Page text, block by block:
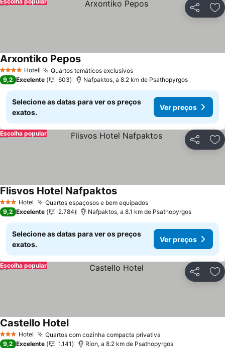
Partilhar
4 EstrelasHotel Quartos temáticos exclusivosVer preços
Arxontiko PeposVer preços
9,2 Excelente 603 Nafpaktos, a 8.2 km de Psathopyrgos
Selecione as datas para ver os preços
exatos.
Ver preços
Partilhar
Escolha popular
3 EstrelasHotel Quartos espaçosos e bem equipadosVer preços
Flisvos Hotel NafpaktosVer preços
9,2 Excelente 2.784 Nafpaktos, a 8.1 km de Psathopyrgos
Selecione as datas para ver os preços
exatos.
Ver preços
Partilhar
Escolha popular
3 EstrelasHotel Quartos com cozinha compacta privativa
Castello HotelVer preços
9,2 Excelente 1.141 Rion, a 8.2 km de Psathopyrgos